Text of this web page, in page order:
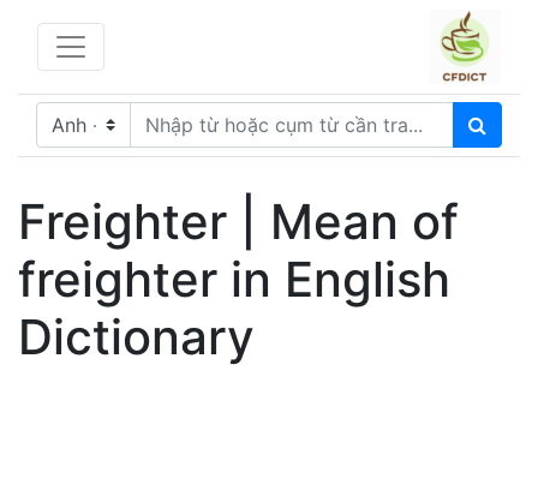
Freighter | Mean of
freighter in English
Dictionary